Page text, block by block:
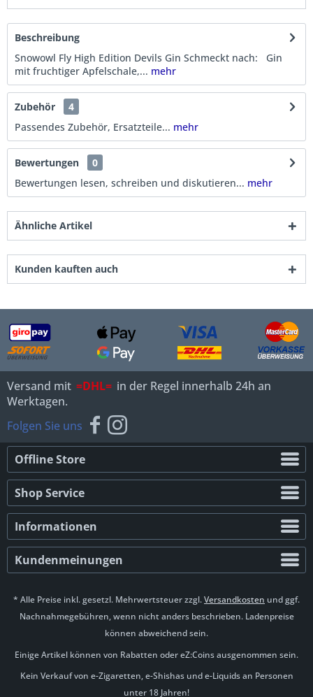
Beschreibung
Snowowl Fly High Edition Devils Gin Schmeckt nach: Gin
mit fruchtiger Apfelschale,... mehr
Zubehör
4
Passendes Zubehör, Ersatzteile... mehr
Bewertungen
0
Bewertungen lesen, schreiben und diskutieren... mehr
Ähnliche Artikel
Kunden kauften auch
Versand mit =DHL= in der Regel innerhalb 24h an
Werktagen.
Folgen Sie uns
Offline Store
Shop Service
Informationen
Kundenmeinungen
* Alle Preise inkl. gesetzl. Mehrwertsteuer zzgl.Versandkosten und ggf.
Nachnahmegebühren, wenn nicht anders beschrieben. Ladenpreise
können abweichend sein.
Einige Artikel können von Rabatten oder eZ:Coins ausgenommen sein.
Kein Verkauf von e-Zigaretten, e-Shishas und e-Liquids an Personen
unter 18 Jahren!